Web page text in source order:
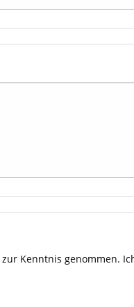
zur Kenntnis genommen.